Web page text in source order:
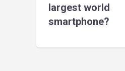
largest world
smartphone?